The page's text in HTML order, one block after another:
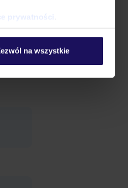
prywatności
na wszystkie